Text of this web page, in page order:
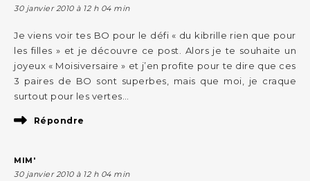
30 janvier 2010 à 12 h 04 min
Je viens voir tes BO pour le défi « du kibrille rien que pour
les filles » et je découvre ce post. Alors je te souhaite un
joyeux « Moisiversaire » et j’en profite pour te dire que ces
3 paires de BO sont superbes, mais que moi, je craque
surtout pour les vertes…
Répondre
MIM'
30 janvier 2010 à 12 h 04 min